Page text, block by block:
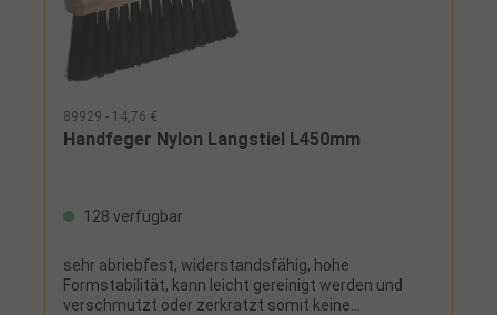
89929 - 14,76 €
Handfeger Nylon Langstiel L450mm
128 verfügbar
sehr abriebfest, widerstandsfähig, hohe
Formstabilität, kann leicht gereinigt werden und
verschmutzt oder zerkratzt somit keine